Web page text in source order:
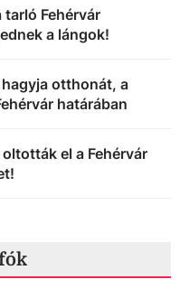
tarló Fehérvár
a lángok!
otthonát, a
határában
el a Fehérvár